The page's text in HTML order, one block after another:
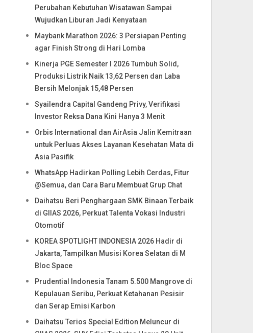
Perubahan Kebutuhan Wisatawan Sampai
Wujudkan Liburan Jadi Kenyataan
Maybank Marathon 2026: 3 Persiapan Penting
agar Finish Strong di Hari Lomba
Kinerja PGE Semester I 2026 Tumbuh Solid,
Produksi Listrik Naik 13,62 Persen dan Laba
Bersih Melonjak 15,48 Persen
Syailendra Capital Gandeng Privy, Verifikasi
Investor Reksa Dana Kini Hanya 3 Menit
Orbis International dan AirAsia Jalin Kemitraan
untuk Perluas Akses Layanan Kesehatan Mata di
Asia Pasifik
WhatsApp Hadirkan Polling Lebih Cerdas, Fitur
@Semua, dan Cara Baru Membuat Grup Chat
Daihatsu Beri Penghargaan SMK Binaan Terbaik
di GIIAS 2026, Perkuat Talenta Vokasi Industri
Otomotif
KOREA SPOTLIGHT INDONESIA 2026 Hadir di
Jakarta, Tampilkan Musisi Korea Selatan di M
Bloc Space
Prudential Indonesia Tanam 5.500 Mangrove di
Kepulauan Seribu, Perkuat Ketahanan Pesisir
dan Serap Emisi Karbon
Daihatsu Terios Special Edition Meluncur di